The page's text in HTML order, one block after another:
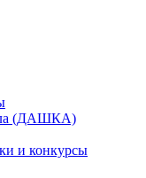
(ДАШКА)
и конкурсы